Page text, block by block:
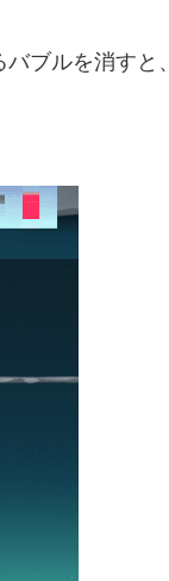
ブルを消すと、